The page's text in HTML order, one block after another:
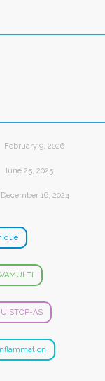
February 9, 2026
June 25, 2025
December 16, 2024
STOP-AS